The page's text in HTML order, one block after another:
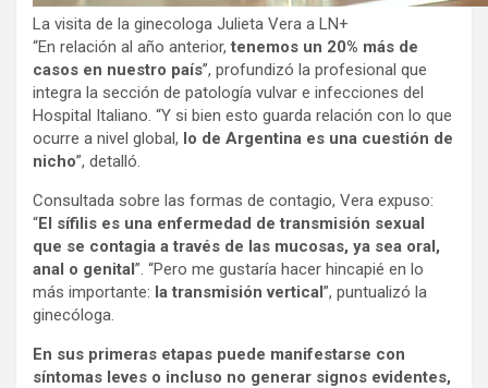
La visita de la ginecologa Julieta Vera a LN+
“En relación al año anterior,tenemos un 20% más de
casos en nuestro país”, profundizó la profesional que
integra la sección de patología vulvar e infecciones del
Hospital Italiano. “Y si bien esto guarda relación con lo que
ocurre a nivel global, lo de Argentina es una cuestión de
nicho”, detalló.
Consultada sobre las formas de contagio, Vera expuso:
“El sífilis es una enfermedad de transmisión sexual
que se contagia a través de las mucosas, ya sea oral,
anal o genital”. “Pero me gustaría hacer hincapié en lo
más importante: la transmisión vertical”, puntualizó la
ginecóloga.
En sus primeras etapas puede manifestarse con
síntomas leves o incluso no generar signos evidentes,